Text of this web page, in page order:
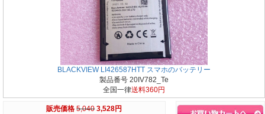
BLACKVIEW LI426587HTT スマホのバッテリー
製品番号 20IV782_Te
全国一律送料360円
販売価格 5,040 3,528円